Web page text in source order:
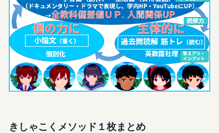
きしゃこくメソッド１枚まとめ